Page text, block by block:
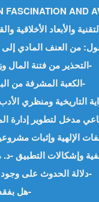
FASCINATION AND
التحذير من فتنة المال وزهرة الدنيا -د. حفيظة بلميهوب-الجزائر-
الكعبة المشرفة من البناء إلى الكساء -د. محمد سالمان-مصر-
دلالة الحدوث على وجود الخالق جل وعلا -أ. محمد القليط-مصر-
هل بفقد المرء ظله ؟ د. الزهرة هراوة -الجزائر-